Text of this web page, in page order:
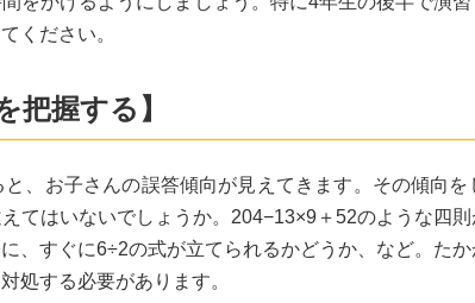
ください。
把握する】
、お子さんの誤答傾向が見えてきます。その傾向
てはいないでしょうか。204−13×9＋52のような四
、すぐに6÷2の式が立てられるかどうか、など。た
処する必要があります。